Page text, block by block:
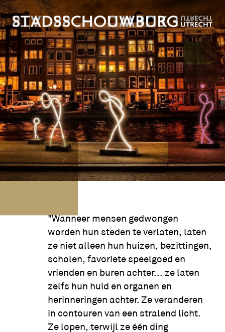
"Wanneer mensen gedwongen
worden hun steden te verlaten, laten
ze niet alleen hun huizen, bezittingen,
scholen, favoriete speelgoed en
vrienden en buren achter... ze laten
zelfs hun huid en organen en
herinneringen achter. Ze veranderen
in contouren van een stralend licht.
Ze lopen, terwijl ze één ding